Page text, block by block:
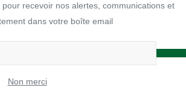
recevoir nos alertes, communications et
dans votre boîte email
Non merci